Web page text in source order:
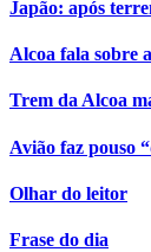
Japão: após
Alcoa fala sobre
Trem da Alcoa
Avião faz pouso
Olhar do leitor
Frase do dia